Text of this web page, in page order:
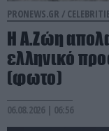
PRONEWS.GR /
Η Α.Ζώη
ελληνικό
(φωτο)
06.08.2026 | 06:56